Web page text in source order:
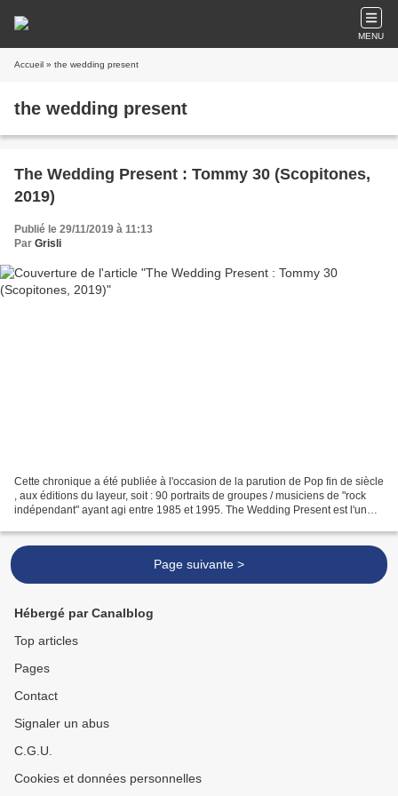
MENU
Accueil » the wedding present
the wedding present
The Wedding Present : Tommy 30 (Scopitones,
2019)
Publié le 29/11/2019 à 11:13
Par Grisli
Cette chronique a été publiée à l'occasion de la parution de Pop fin de siècle
, aux éditions du layeur, soit : 90 portraits de groupes / musiciens de "rock
indépendant" ayant agi entre 1985 et 1995. The Wedding Present est l'un
Page suivante >
Hébergé par Canalblog
Top articles
Pages
Contact
Signaler un abus
C.G.U.
Cookies et données personnelles